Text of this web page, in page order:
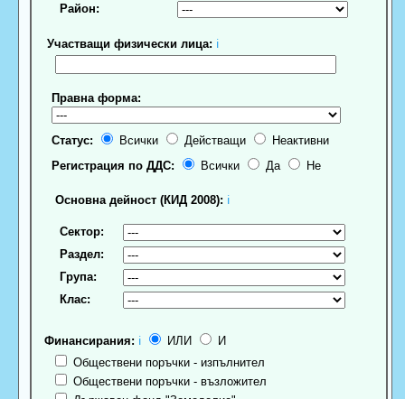
Район:
Участващи физически лица: ℹ
Правна форма:
Статус: Всички Действащи
Неактивни
Регистрация по ДДС:
Всички Да Не
Основна дейност (КИД 2008): ℹ
Сектор:
Раздел:
Група:
Клас:
Финансирания: ℹ ИЛИ
И
Обществени поръчки - изпълнител
Обществени поръчки - възложител